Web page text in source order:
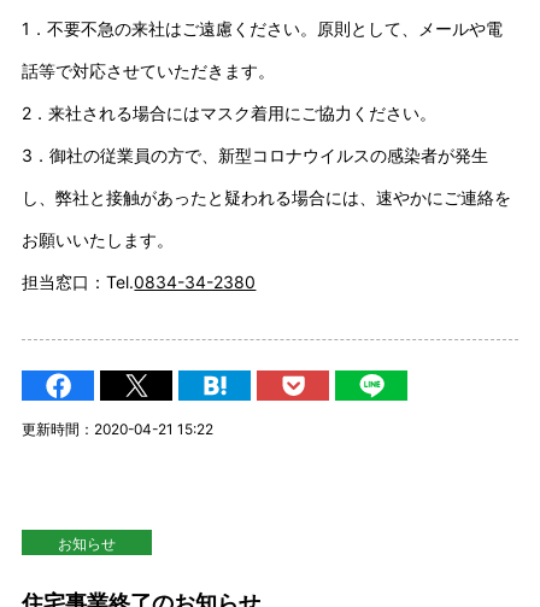
1．不要不急の来社はご遠慮ください。原則として、メールや電
話等で対応させていただきます。
2．来社される場合にはマスク着用にご協力ください。
3．御社の従業員の方で、新型コロナウイルスの感染者が発生
し、弊社と接触があったと疑われる場合には、速やかにご連絡を
お願いいたします。
担当窓口：Tel.0834-34-2380
更新時間：2020-04-21 15:22
お知らせ